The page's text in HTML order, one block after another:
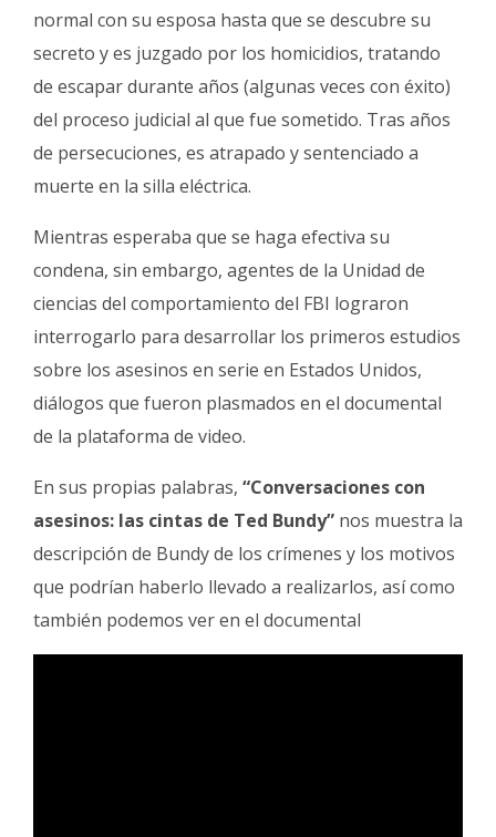
normal con su esposa hasta que se descubre su
secreto y es juzgado por los homicidios, tratando
de escapar durante años (algunas veces con éxito)
del proceso judicial al que fue sometido. Tras años
de persecuciones, es atrapado y sentenciado a
muerte en la silla eléctrica.
Mientras esperaba que se haga efectiva su
condena, sin embargo, agentes de la Unidad de
ciencias del comportamiento del FBI lograron
interrogarlo para desarrollar los primeros estudios
sobre los asesinos en serie en Estados Unidos,
diálogos que fueron plasmados en el documental
de la plataforma de video.
En sus propias palabras, “Conversaciones con
asesinos: las cintas de Ted Bundy” nos muestra la
descripción de Bundy de los crímenes y los motivos
que podrían haberlo llevado a realizarlos, así como
también podemos ver en el documental